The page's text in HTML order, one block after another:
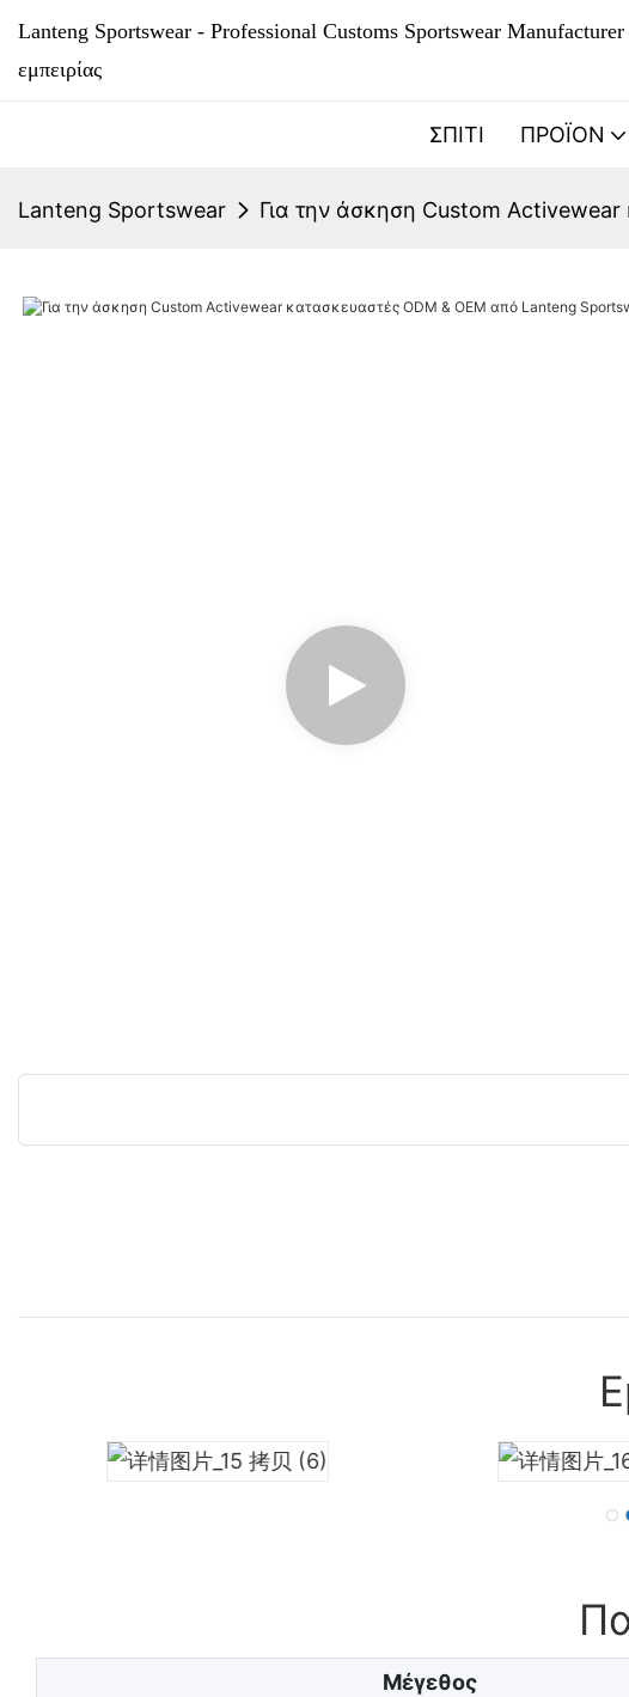
Lanteng Sportswear - Professional Customs Sportswear Manufacturer
εμπειρίας
ΣΠΊΤΙ ΠΡΟΪΌΝ
Lanteng Sportswear Για την άσκηση Custom
Μέγεθος